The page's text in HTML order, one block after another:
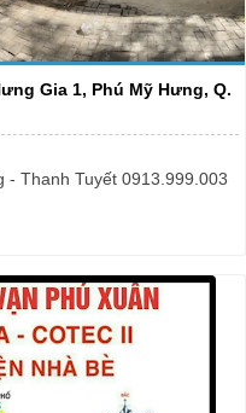
Gia 1, Phú Mỹ Hưng, Q.
Thanh Tuyết 0913.999.003